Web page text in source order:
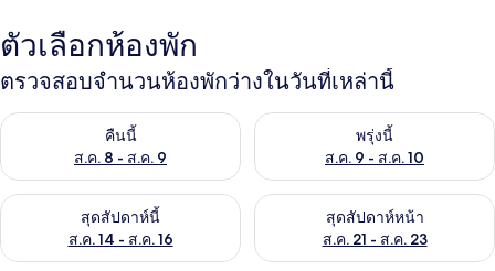
ตัวเลือกห้องพัก
ตรวจสอบจำนวนห้องพักว่างในวันที่เหล่านี้
คืนนี้
ส.ค. 8 - ส.ค. 9
ตรวจสอบจำนวนห้องพักว่างในคืนนี้ ส.ค. 8 - ส.ค. 9พรุ่งนี้
ส.ค. 9 - ส.ค. 10
ตรวจสอบจำนวนห้องพักว่างใน
สุดสัปดาห์นี้
ส.ค. 14 - ส.ค. 16
ตรวจสอบจำนวนห้องพักว่างในสุดสัปดาห์นี้ ส.ค. 14 - ส.ค. 16
สุดสัปดาห์หน้า
ส.ค. 21 - ส.ค. 23
ตรวจสอบจำนวนห้องพักว่างใน